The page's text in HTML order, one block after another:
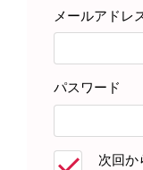
［STF191］
メールアドレ
パスワード
次回か